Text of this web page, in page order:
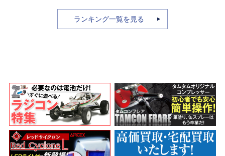
Lホイール
ベース用
本体キット
ランキング一覧を見る